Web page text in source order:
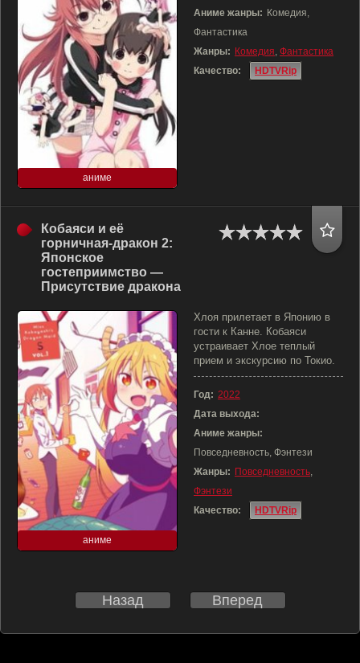
аниме
Аниме жанры: Комедия,
Фантастика
Жанры: Комедия, Фантастика
Качество:
HDTVRip
Кобаяси и её
горничная-дракон 2:
Японское
гостеприимство —
Присутствие дракона
аниме
Хлоя прилетает в Японию в
гости к Канне. Кобаяси
устраивает Хлое теплый
прием и экскурсию по Токио.
Год: 2022
Дата выхода:
Аниме жанры:
Повседневность, Фэнтези
Жанры: Повседневность,
Фэнтези
Качество:
HDTVRip
Назад Вперед